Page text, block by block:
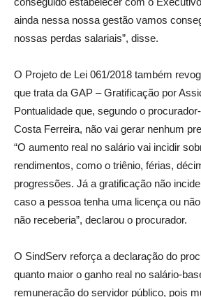
ainda nessa nossa gestão vamos
nossas perdas salariais”, disse.
O Projeto de Lei 061/2018 também
que trata da GAP – Gratificação por
Pontualidade que, segundo o
Costa Ferreira, não vai gerar nenhum
“O aumento real no salário vai incidir
rendimentos, como o triênio, férias,
progressões. Já a gratificação não
caso a pessoa tenha uma licença ou
não receberia”, declarou o procurador.
O SindServ reforça a declaração do
quanto maior o ganho real no salário-
remuneração do servidor público, pois